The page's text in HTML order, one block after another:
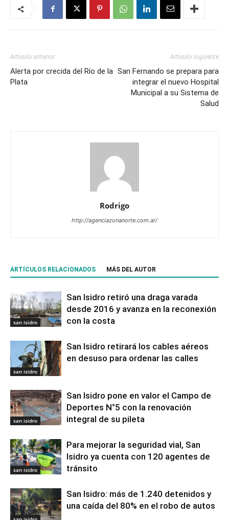
Artículo anterior
Alerta por crecida del Río de la
Plata
Artículo siguiente
San Fernando se prepara para
integrar el nuevo Hospital
Municipal a su Sistema de
Salud
Rodrigo
http://agenciazonanorte.com.ar/
ARTÍCULOS RELACIONADOS MÁS DEL AUTOR
san isidro
San Isidro retiró una draga varada
desde 2016 y avanza en la reconexión
con la costa
san isidro
San Isidro retirará los cables aéreos
en desuso para ordenar las calles
san isidro
San Isidro pone en valor el Campo de
Deportes N°5 con la renovación
integral de su pileta
san isidro
Para mejorar la seguridad vial, San
Isidro ya cuenta con 120 agentes de
tránsito
San Isidro: más de 1.240 detenidos y
una caída del 80% en el robo de autos